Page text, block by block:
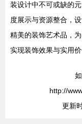
装设计中不可或缺的
度展示与资源整合，
精美的装饰艺术品，
实现装饰效果与实用价
http://
更新